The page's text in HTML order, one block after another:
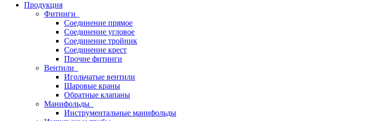
Продукция
Фитинги
Соединение прямое
Соединение угловое
Соединение тройник
Соединение крест
Прочие фитинги
Вентили
Игольчатые вентили
Шаровые краны
Обратные клапаны
Манифольды
Инструментальные манифольды